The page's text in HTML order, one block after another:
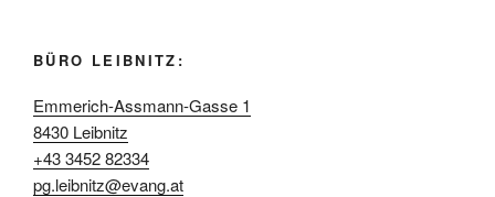
BÜRO LEIBNITZ:
Emmerich-Assmann-Gasse 1
8430 Leibnitz
+43 3452 82334
pg.leibnitz@evang.at